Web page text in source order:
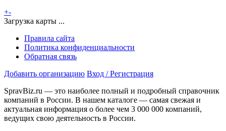
+-
Загрузка карты ...
Правила сайта
Политика конфиденциальности
Обратная связь
Добавить организацию Вход / Регистрация
SpravBiz.ru — это наиболее полный и подробный справочник
компаний в России. В нашем каталоге — самая свежая и
актуальная информация о более чем 3 000 000 компаний,
ведущих свою деятельность в России.